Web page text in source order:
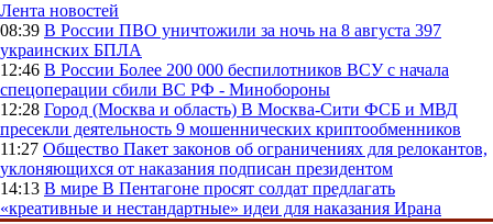
Лента новостей
08:39 В России ПВО уничтожили за ночь на 8 августа 397
украинских БПЛА
12:46 В России Более 200 000 беспилотников ВСУ с начала
спецоперации сбили ВС РФ - Минобороны
12:28 Город (Москва и область) В Москва-Сити ФСБ и МВД
пресекли деятельность 9 мошеннических криптообменников
11:27 Общество Пакет законов об ограничениях для релокантов,
уклоняющихся от наказания подписан президентом
14:13 В мире В Пентагоне просят солдат предлагать
«креативные и нестандартные» идеи для наказания Ирана